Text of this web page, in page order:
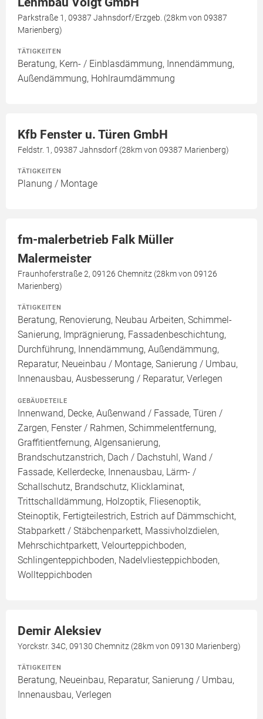
Parkstraße 1, 09387 Jahnsdorf/Erzgeb. (28km von 09387
Marienberg)
TÄTIGKEITEN
Beratung, Kern- / Einblasdämmung, Innendämmung,
Außendämmung, Hohlraumdämmung
Kfb Fenster u. Türen GmbH
Feldstr. 1, 09387 Jahnsdorf (28km von 09387 Marienberg)
TÄTIGKEITEN
Planung / Montage
fm-malerbetrieb Falk Müller
Malermeister
Fraunhoferstraße 2, 09126 Chemnitz (28km von 09126
Marienberg)
TÄTIGKEITEN
Beratung, Renovierung, Neubau Arbeiten, Schimmel-
Sanierung, Imprägnierung, Fassadenbeschichtung,
Durchführung, Innendämmung, Außendämmung,
Reparatur, Neueinbau / Montage, Sanierung / Umbau,
Innenausbau, Ausbesserung / Reparatur, Verlegen
GEBÄUDETEILE
Innenwand, Decke, Außenwand / Fassade, Türen /
Zargen, Fenster / Rahmen, Schimmelentfernung,
Graffitientfernung, Algensanierung,
Brandschutzanstrich, Dach / Dachstuhl, Wand /
Fassade, Kellerdecke, Innenausbau, Lärm- /
Schallschutz, Brandschutz, Klicklaminat,
Trittschalldämmung, Holzoptik, Fliesenoptik,
Steinoptik, Fertigteilestrich, Estrich auf Dämmschicht,
Stabparkett / Stäbchenparkett, Massivholzdielen,
Mehrschichtparkett, Velourteppichboden,
Schlingenteppichboden, Nadelvliesteppichboden,
Wollteppichboden
Demir Aleksiev
Yorckstr. 34C, 09130 Chemnitz (28km von 09130 Marienberg)
TÄTIGKEITEN
Beratung, Neueinbau, Reparatur, Sanierung / Umbau,
Innenausbau, Verlegen